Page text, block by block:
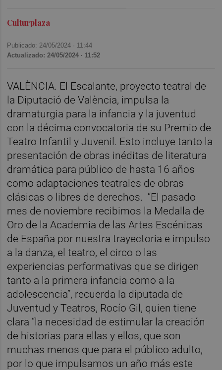
Culturplaza
Publicado: 24/05/2024 · 11:44
Actualizado: 24/05/2024 · 11:52
VALÈNCIA. El Escalante, proyecto teatral de
la Diputació de València, impulsa la
dramaturgia para la infancia y la juventud
con la décima convocatoria de su Premio de
Teatro Infantil y Juvenil. Esto incluye tanto la
presentación de obras inéditas de literatura
dramática para público de hasta 16 años
como adaptaciones teatrales de obras
clásicas o libres de derechos. “El pasado
mes de noviembre recibimos la Medalla de
Oro de la Academia de las Artes Escénicas
de España por nuestra trayectoria e impulso
a la danza, el teatro, el circo o las
experiencias performativas que se dirigen
tanto a la primera infancia como a la
adolescencia”, recuerda la diputada de
Juventud y Teatros, Rocío Gil, quien tiene
clara “la necesidad de estimular la creación
de historias para ellas y ellos, que son
muchas menos que para el público adulto,
por lo que impulsamos un año más este